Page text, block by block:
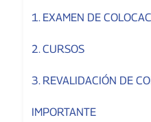
1. EXAMEN DE
2. CURSOS
3. REVALIDACIÓN DE
IMPORTANTE